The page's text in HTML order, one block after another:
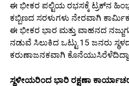
ಈ ಭೀಕರ ಪಲ್ಟಿಯ ರಭಸಕ್ಕೆ ಟ್ರಕ್‌ನ
ಕಬ್ಬಿಣದ ಸರಳುಗಳು ನೇರವಾಗಿ
ಈ ಭೀಕರ ಭಾರ ಮತ್ತು ವಾಹನದ
ನಡುವೆ ಸಿಲುಕಿದ ಒಟ್ಟು 15 ಜನರು
ಕರುಣಾಜನಕವಾಗಿ
ಸ್ಥಳೀಯರಿಂದ ಭಾರಿ ರಕ್ಷಣಾ